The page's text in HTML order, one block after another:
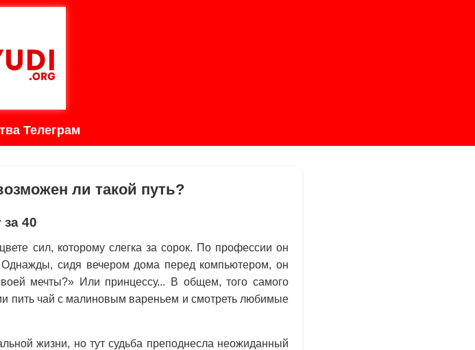
Телеграм
ли такой путь?
40
сил, которому слегка за сорок. По профессии он
сидя вечером дома перед компьютером, он
мечты?» Или принцессу... В общем, того самого
пить чай с малиновым вареньем и смотреть любимые
жизни, но тут судьба преподнесла неожиданный